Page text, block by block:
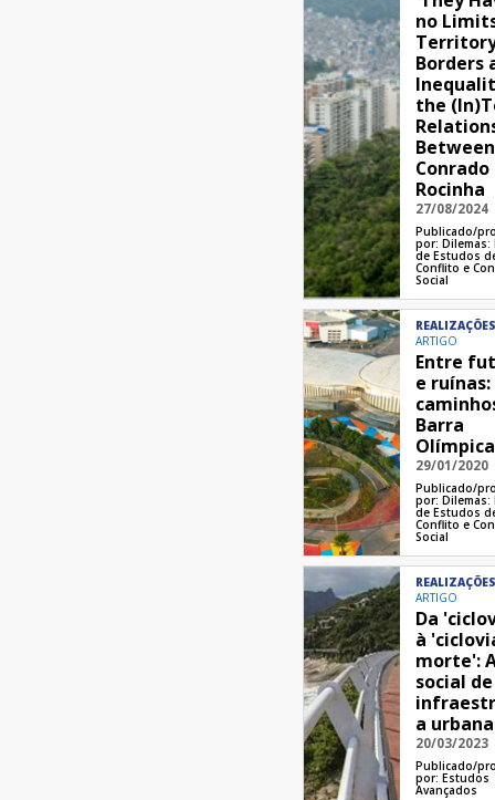
no
Borders
the
Conrado
Rocinha
27/08/2024
Publicado/
por: Dilemas:
de Estudos
Conflito e
Social
REALIZAÇÕES
ARTIGO
Entre
e ruínas:
Barra
Olímpica
29/01/2020
Publicado/
por: Dilemas:
de Estudos
Conflito e
Social
REALIZAÇÕES
ARTIGO
Da
à
morte':
social
a urbana
20/03/2023
Publicado/
por: Estudos
Avançados